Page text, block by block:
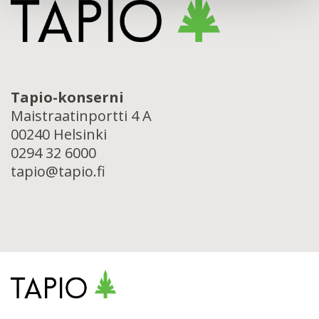
Tapio-konserni
Maistraatinportti 4 A
00240 Helsinki
0294 32 6000
tapio@tapio.fi